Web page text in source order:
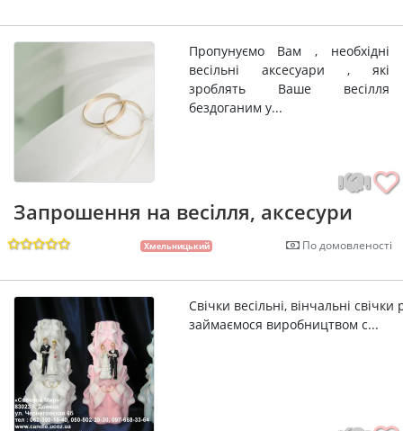
Пропунуємо Вам , необхідні
весільні аксесуари , які
зроблять Ваше весілля
бездоганим у...
Запрошення на весілля, аксесури
Хмельницький По домовленості
Свічки весільні, вінчальні
займаємося виробництвом с...